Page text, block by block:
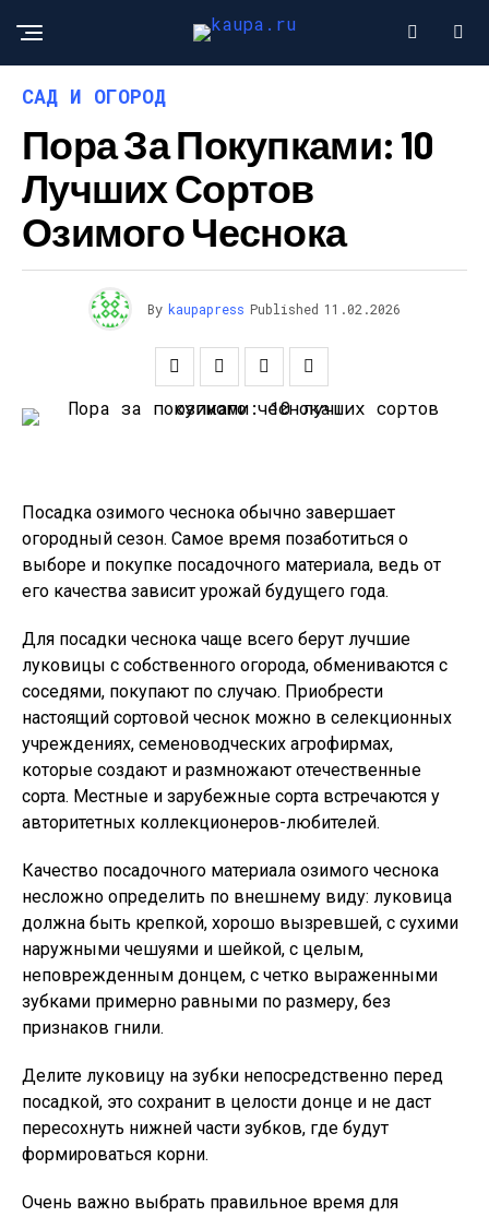
САД И ОГОРОД
Пора За Покупками: 10
Лучших Сортов
Озимого Чеснока
By kaupapress Published 11.02.2026
Посадка озимого чеснока обычно завершает
огородный сезон. Самое время позаботиться о
выборе и покупке посадочного материала, ведь от
его качества зависит урожай будущего года.
Для посадки чеснока чаще всего берут лучшие
луковицы с собственного огорода, обмениваются с
соседями, покупают по случаю. Приобрести
настоящий сортовой чеснок можно в селекционных
учреждениях, семеноводческих агрофирмах,
которые создают и размножают отечественные
сорта. Местные и зарубежные сорта встречаются у
авторитетных коллекционеров-любителей.
Качество посадочного материала озимого чеснока
несложно определить по внешнему виду: луковица
должна быть крепкой, хорошо вызревшей, с сухими
наружными чешуями и шейкой, с целым,
неповрежденным донцем, с четко выраженными
зубками примерно равными по размеру, без
признаков гнили.
Делите луковицу на зубки непосредственно перед
посадкой, это сохранит в целости донце и не даст
пересохнуть нижней части зубков, где будут
формироваться корни.
Очень важно выбрать правильное время для